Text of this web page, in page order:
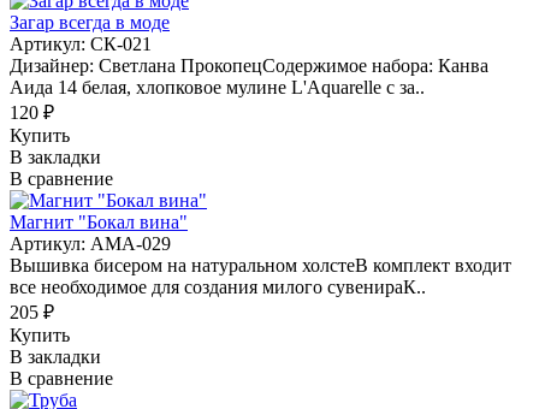
Загар всегда в моде
Артикул: СК-021
Дизайнер: Светлана ПрокопецСодержимое набора: Канва
Аида 14 белая, хлопковое мулине L'Aquarelle с за..
120 ₽
Купить
В закладки
В сравнение
Магнит "Бокал вина"
Артикул: АМА-029
Вышивка бисером на натуральном холстеВ комплект входит
все необходимое для создания милого сувенираК..
205 ₽
Купить
В закладки
В сравнение